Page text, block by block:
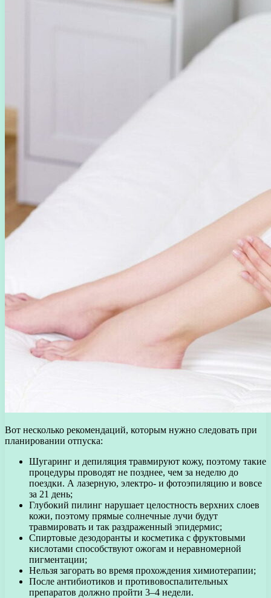
Вот несколько рекомендаций, которым нужно следовать при
планировании отпуска:
Шугаринг и депиляция травмируют кожу, поэтому такие
процедуры проводят не позднее, чем за неделю до
поездки. А лазерную, электро- и фотоэпиляцию и вовсе
за 21 день;
Глубокий пилинг нарушает целостность верхних слоев
кожи, поэтому прямые солнечные лучи будут
травмировать и так раздраженный эпидермис;
Спиртовые дезодоранты и косметика с фруктовыми
кислотами способствуют ожогам и неравномерной
пигментации;
Нельзя загорать во время прохождения химиотерапии;
После антибиотиков и противовоспалительных
препаратов должно пройти 3–4 недели.